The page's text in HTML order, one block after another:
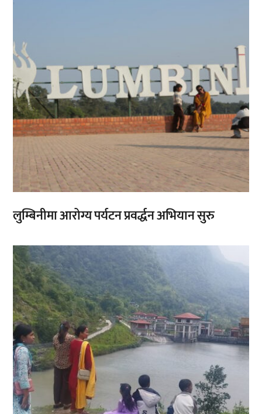
लुम्बिनीमा आरोग्य पर्यटन प्रवर्द्धन अभियान सुरु
, ,